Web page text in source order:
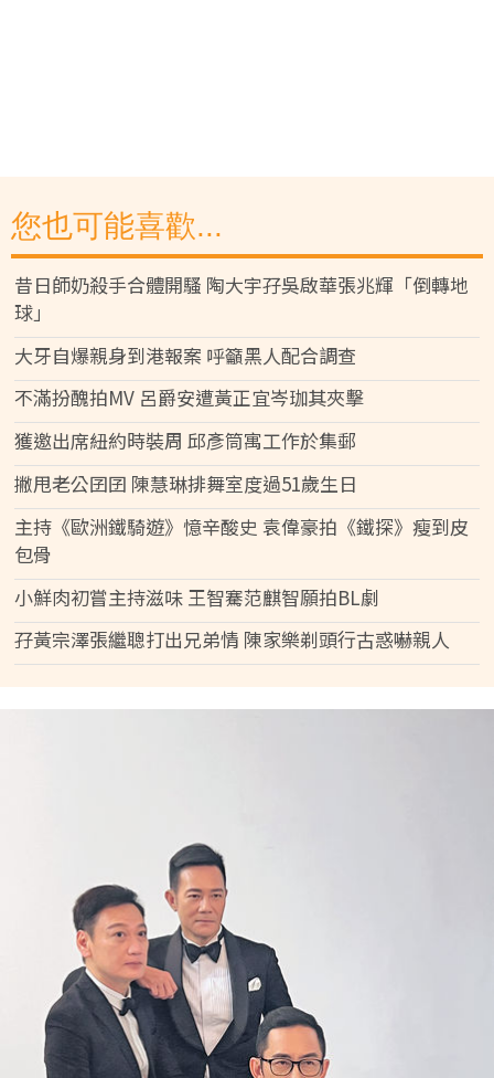
您也可能喜歡...
昔日師奶殺手合體開騷 陶大宇孖吳啟華張兆輝「倒轉地
球」
大牙自爆親身到港報案 呼籲黑人配合調查
不滿扮醜拍MV 呂爵安遭黃正宜岑珈其夾擊
獲邀出席紐約時裝周 邱彥筒寓工作於集郵
撇甩老公囝囝 陳慧琳排舞室度過51歲生日
主持《歐洲鐵騎遊》憶辛酸史 袁偉豪拍《鐵探》瘦到皮
包骨
小鮮肉初嘗主持滋味 王智騫范麒智願拍BL劇
孖黃宗澤張繼聰打出兄弟情 陳家樂剃頭行古惑嚇親人